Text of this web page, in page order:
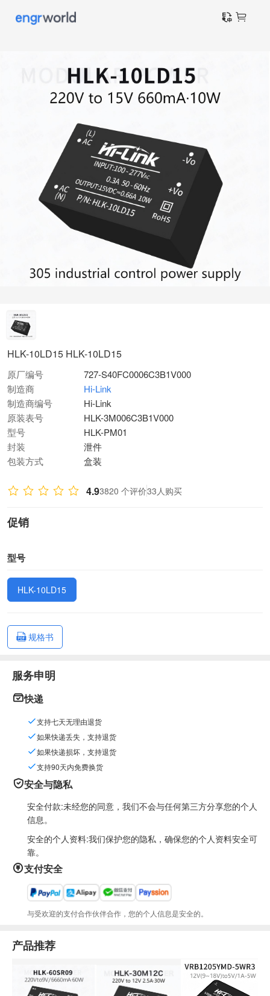
HLK-10LD15 HLK-10LD15
原厂编号
727-S40FC0006C3B1V000
制造商
Hi-Link
制造商编号
Hi-Link
原装表号
HLK-3M006C3B1V000
型号
HLK-PM01
封装
泄件
包装方式
盒装
4.93820 个评价33人购买
促销
型号
HLK-10LD15
规格书
服务申明
快递
支持七天无理由退货
如果快递丢失，支持退货
如果快递损坏，支持退货
支持90天内免费换货
安全与隐私
安全付款:未经您的同意，我们不会与任何第三方分享您的个人
信息。
安全的个人资料:我们保护您的隐私，确保您的个人资料安全可
靠。
支付安全
与受欢迎的支付合作伙伴合作，您的个人信息是安全的。
产品推荐